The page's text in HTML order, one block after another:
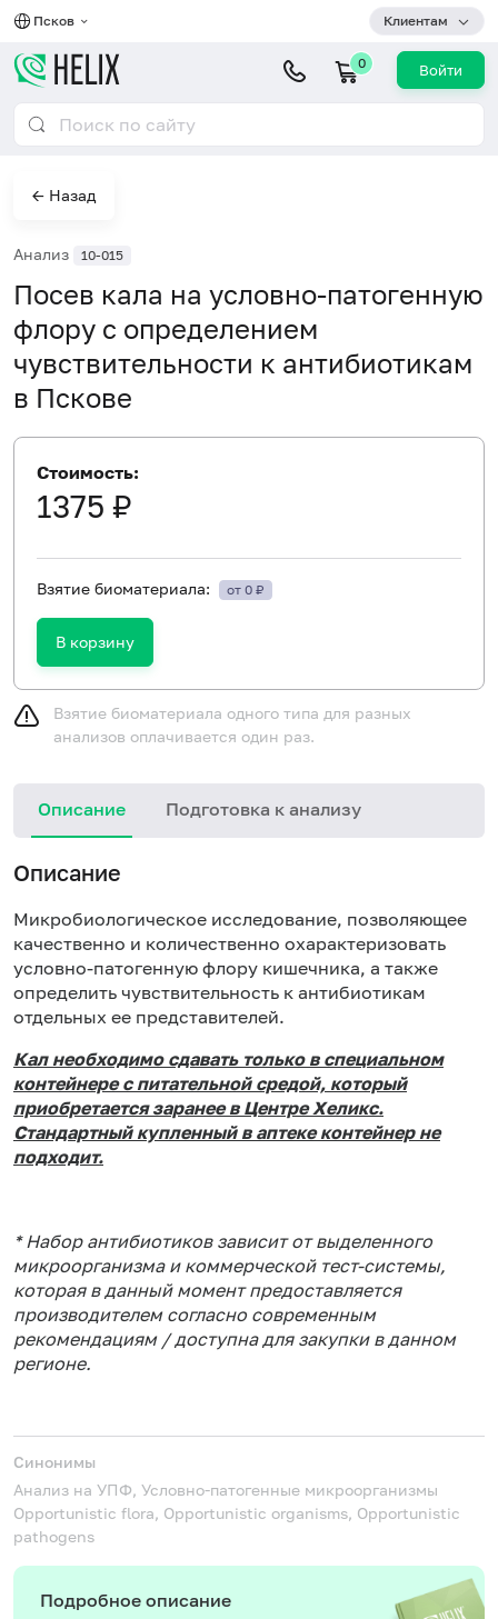
Псков Клиентам
0 Войти
← Назад
Анализ 10-015
Посев кала на условно-патогенную
флору с определением
чувствительности к антибиотикам
в Пскове
Стоимость:
1375 ₽
Взятие биоматериала: от 0 ₽
В корзину
Взятие биоматериала одного типа для разных
анализов оплачивается один раз.
Описание Подготовка к анализу
Описание
Микробиологическое исследование, позволяющее
качественно и количественно охарактеризовать
условно-патогенную флору кишечника, а также
определить чувствительность к антибиотикам
отдельных ее представителей.
Кал необходимо сдавать только в специальном
контейнере с питательной средой, который
приобретается заранее в Центре Хеликс.
Стандартный купленный в аптеке контейнер не
подходит.
* Набор антибиотиков зависит от выделенного
микроорганизма и коммерческой тест-системы,
которая в данный момент предоставляется
производителем согласно современным
рекомендациям / доступна для закупки в данном
регионе.
Синонимы
Анализ на УПФ, Условно-патогенные микроорганизмы
Opportunistic flora, Opportunistic organisms, Opportunistic
pathogens
Подробное описание